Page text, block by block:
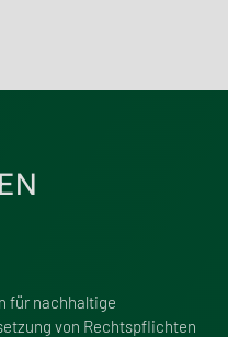
für nachhaltige
von Rechtspflichten